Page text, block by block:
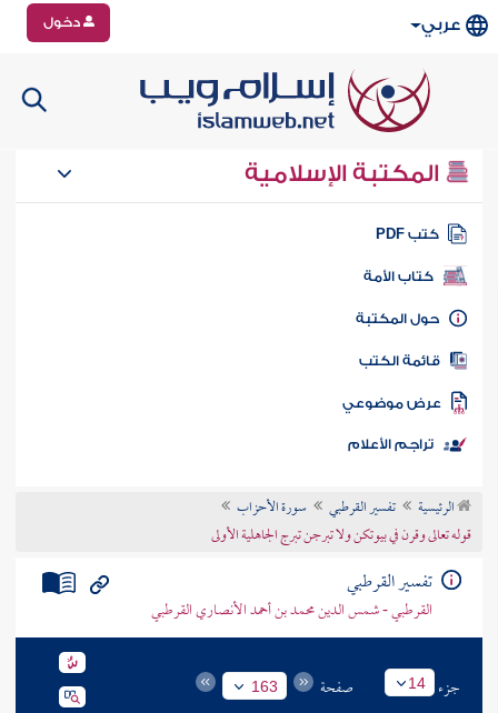
عربي دخول
المكتبة الإسلامية
كتب PDF
كتاب الأمة
المكتبة
الكتب
موضوعي
تراجم الأعلام
الرئيسية تفسير القرطبي
سورة الأحزاب
قوله تعالى وقرن في بيوتكن ولا تبرجن تبرج الجاهلية الأولى
تفسير القرطبي
القرطبي - شمس الدين محمد بن أحمد الأنصاري القرطبي
جزء 14 صفحة 163